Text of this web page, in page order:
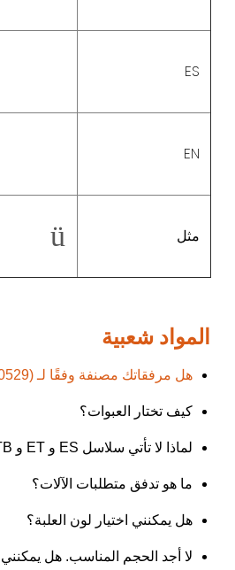
ES
EN
مثل ü
المواد شعبية
هل مرفقاتك مصنفة وفقًا لـ IP (IEC 60529)؟
كيف تختار العبوات؟
لماذا لا تأتي سلاسل ES و ET و TB بأقواس تثبيت؟
ما هو تدفق متطلبات الآلات؟
هل يمكنني اختيار لون العلبة؟
لا أجد الحجم المناسب. هل